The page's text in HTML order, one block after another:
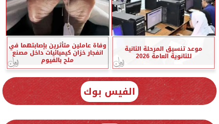
موعد تنسيق المرحلة الثانية
للثانوية العامة 2026
وفاة عاملين متأثرين بإصابتهما في
انفجار خزان كيميائيات داخل مصنع
ملح بالفيوم
الفيس بوك